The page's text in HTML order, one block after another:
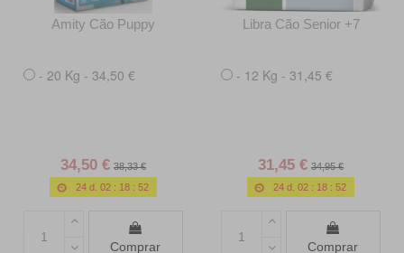
Amity Cão Puppy
- 20 Kg - 34,50 €
34,50 € 38,33 €
24 d. 02 : 18 :50
Comprar
Libra Cão Senior +7
- 12 Kg - 31,45 €
31,45 € 34,95 €
24 d. 02 : 18 :50
Comprar